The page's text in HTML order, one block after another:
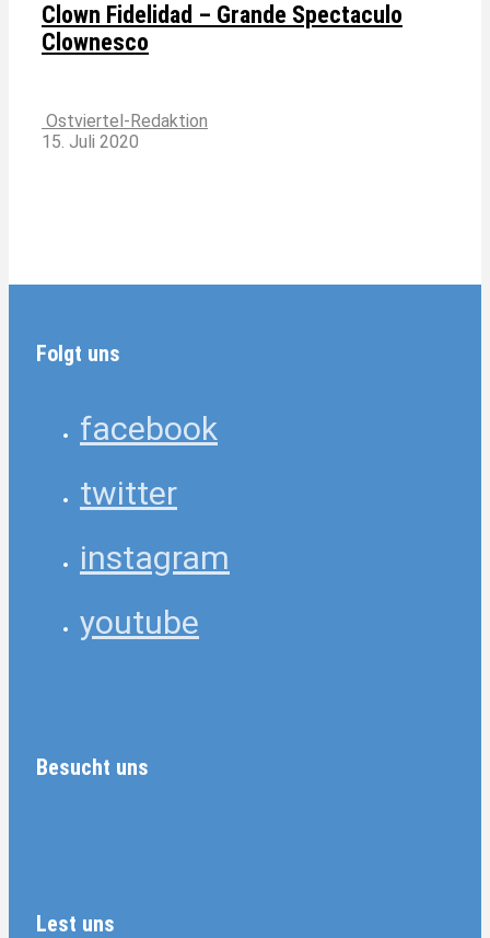
Clown Fidelidad – Grande Spectaculo
Clownesco
Ostviertel-Redaktion
15. Juli 2020
Folgt uns
facebook
twitter
instagram
youtube
Besucht uns
Lest uns